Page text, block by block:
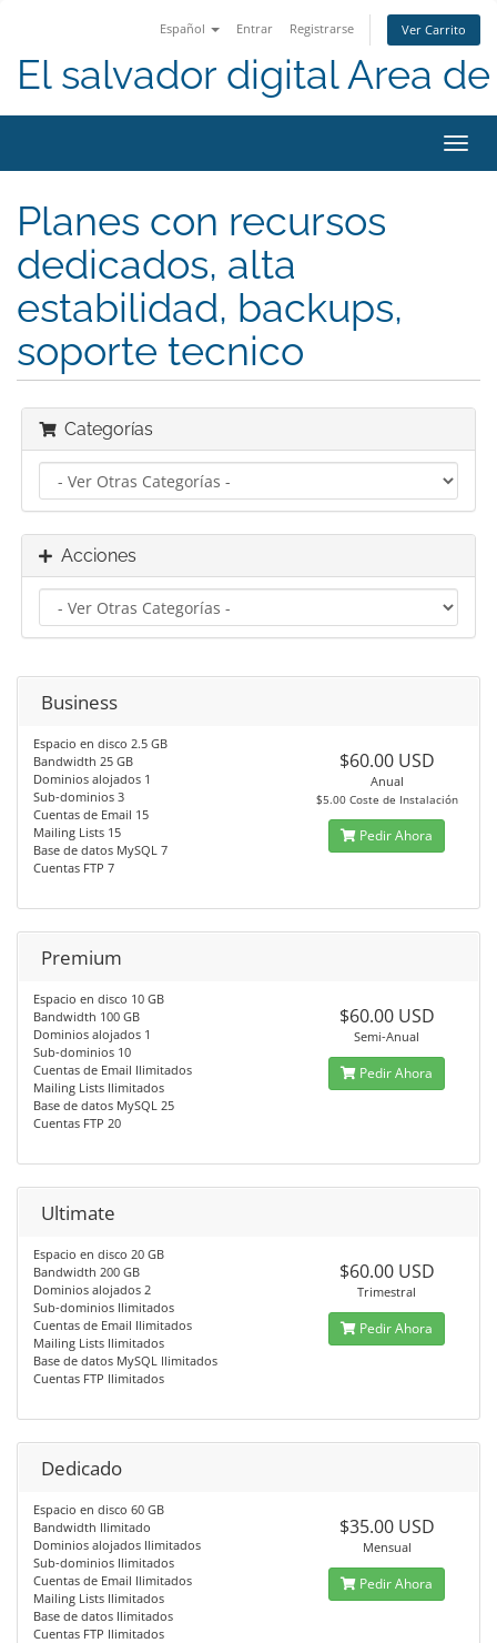
Español Entrar Registrarse Ver Carrito
El salvador digital Area
Planes con recursos
dedicados, alta
estabilidad, backups,
soporte tecnico
Categorías
Acciones
Business
Espacio en disco 2.5 GB
Bandwidth 25 GB
Dominios alojados 1
Sub-dominios 3
Cuentas de Email 15
Mailing Lists 15
Base de datos MySQL 7
Cuentas FTP 7
$60.00 USD
Anual
$5.00 Coste de Instalación
Pedir Ahora
Premium
Espacio en disco 10 GB
Bandwidth 100 GB
Dominios alojados 1
Sub-dominios 10
Cuentas de Email Ilimitados
Mailing Lists Ilimitados
Base de datos MySQL 25
Cuentas FTP 20
$60.00 USD
Semi-Anual
Pedir Ahora
Ultimate
Espacio en disco 20 GB
Bandwidth 200 GB
Dominios alojados 2
Sub-dominios Ilimitados
Cuentas de Email Ilimitados
Mailing Lists Ilimitados
Base de datos MySQL Ilimitados
Cuentas FTP Ilimitados
$60.00 USD
Trimestral
Pedir Ahora
Dedicado
Espacio en disco 60 GB
Bandwidth Ilimitado
Dominios alojados Ilimitados
Sub-dominios Ilimitados
Cuentas de Email Ilimitados
Mailing Lists Ilimitados
Base de datos Ilimitados
Cuentas FTP Ilimitados
$35.00 USD
Mensual
Pedir Ahora